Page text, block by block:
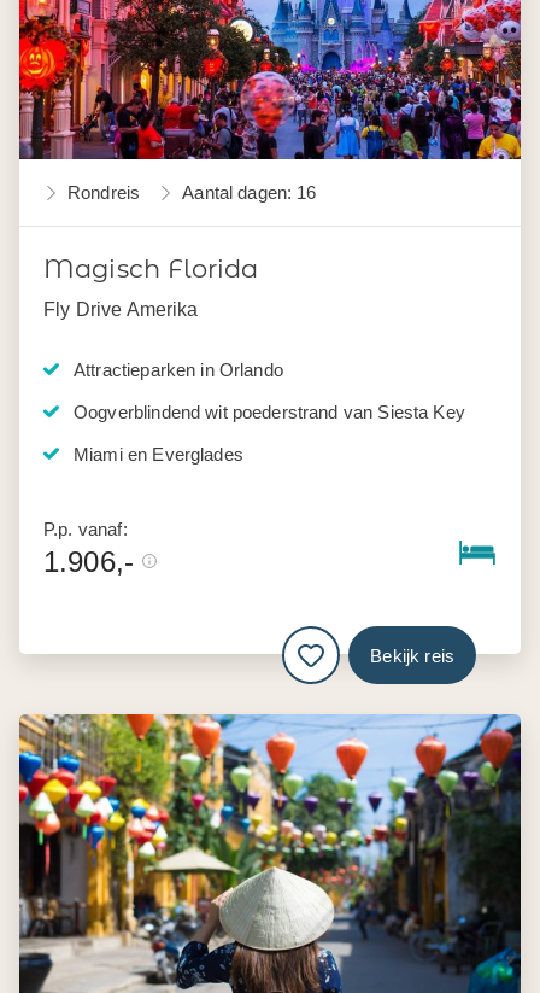
Rondreis Aantal dagen: 16
Magisch Florida
Fly Drive Amerika
Attractieparken in Orlando
Oogverblindend wit poederstrand van Siesta Key
Miami en Everglades
P.p. vanaf:
1.906,-
Bekijk reis